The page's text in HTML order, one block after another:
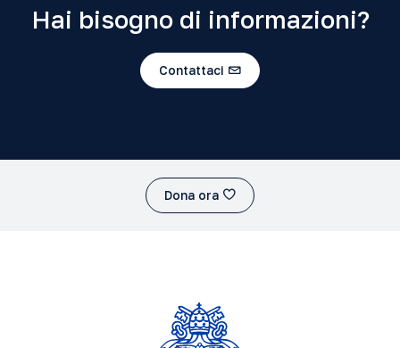
Hai bisogno di informazioni?
Contattaci
Dona ora